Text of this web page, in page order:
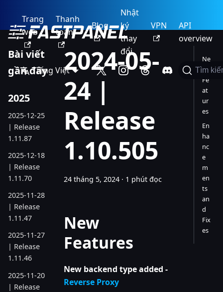
Trang
web
Thanh
toán
Blog
Nhật
ký
thay
đổi
VPN
API
overview
Tiếng Việt Tìm
Bài viết
gần đây
2025
2025-12-25
| Release
1.11.87
2025-12-18
| Release
1.11.70
2025-11-28
| Release
1.11.47
2025-11-27
| Release
1.11.46
2025-11-20
| Release
2024-05-
24 |
Release
1.10.505
24 tháng 5, 2024 · 1 phút đọc
New
Features
New backend type added -
Reverse Proxy
Ne
w
Fe
at
ur
es
En
ha
nc
e
m
en
ts
an
d
Fix
es